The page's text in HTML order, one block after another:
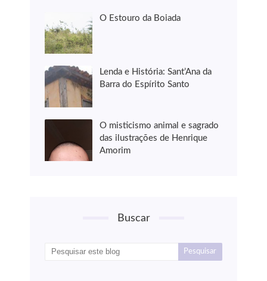
O Estouro da Boiada
Lenda e História: Sant’Ana da
Barra do Espírito Santo
O misticismo animal e sagrado
das ilustrações de Henrique
Amorim
Buscar